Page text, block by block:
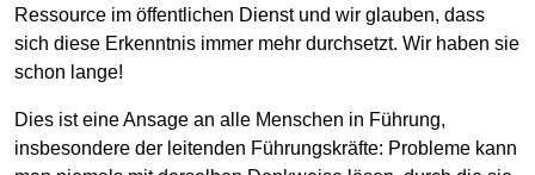
Ressource im öffentlichen Dienst und wir glauben, dass
sich diese Erkenntnis immer mehr durchsetzt. Wir haben sie
schon lange!
Dies ist eine Ansage an alle Menschen in Führung,
insbesondere der leitenden Führungskräfte: Probleme kann